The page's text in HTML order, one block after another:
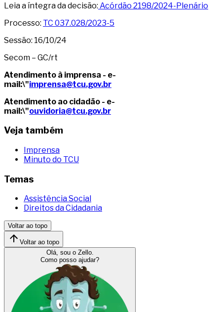
Leia a íntegra da decisão: Acórdão 2198/2024-Plenário
Processo: TC 037.028/2023-5
Sessão: 16/10/24
Secom – GC/rt
Atendimento à imprensa - e-
mail:\"imprensa@tcu.gov.br
Atendimento ao cidadão - e-
mail:\"ouvidoria@tcu.gov.br
Veja também
Imprensa
Minuto do TCU
Temas
Assistência Social
Direitos da Cidadania
Voltar ao topo
Voltar ao topo
Olá, sou o Zello.
Como posso ajudar?